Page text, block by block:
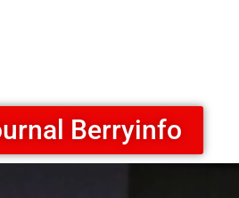
Berryinfo